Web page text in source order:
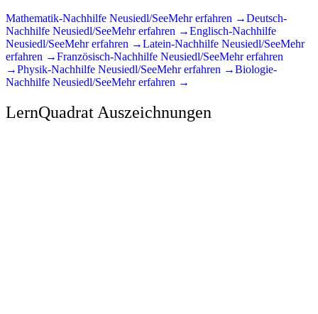
Mathematik-Nachhilfe Neusiedl/SeeMehr erfahren →Deutsch-
Nachhilfe Neusiedl/SeeMehr erfahren →Englisch-Nachhilfe
Neusiedl/SeeMehr erfahren →Latein-Nachhilfe Neusiedl/SeeMehr
erfahren →Französisch-Nachhilfe Neusiedl/SeeMehr erfahren
→Physik-Nachhilfe Neusiedl/SeeMehr erfahren →Biologie-
Nachhilfe Neusiedl/SeeMehr erfahren →
LernQuadrat Auszeichnungen